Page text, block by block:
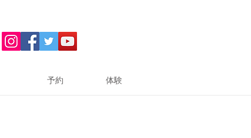
予約 体験